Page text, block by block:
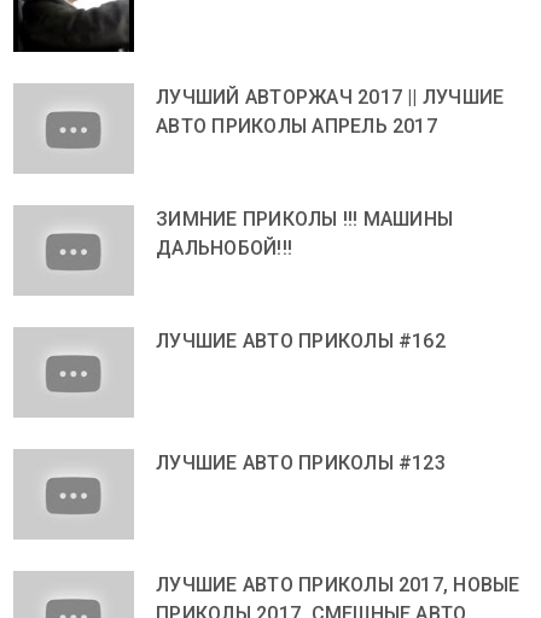
ЛУЧШИЙ АВТОРЖАЧ 2017 || ЛУЧШИЕ
АВТО ПРИКОЛЫ АПРЕЛЬ 2017
ЗИМНИЕ ПРИКОЛЫ !!! МАШИНЫ
ДАЛЬНОБОЙ!!!
ЛУЧШИЕ АВТО ПРИКОЛЫ #162
ЛУЧШИЕ АВТО ПРИКОЛЫ #123
ЛУЧШИЕ АВТО ПРИКОЛЫ 2017, НОВЫЕ